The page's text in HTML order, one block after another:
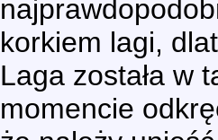
korkiem lagi,
Laga została w
momencie